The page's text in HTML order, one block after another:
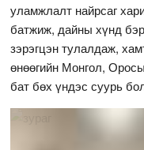
уламжлалт найрсаг
батжиж, дайны хүнд
зэрэгцэн тулалдаж,
өнөөгийн Монгол,
бат бөх үндэс суурь